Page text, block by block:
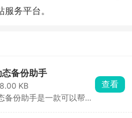
务平台。
备份助手
KB
备份助手是一款可以帮助
查看